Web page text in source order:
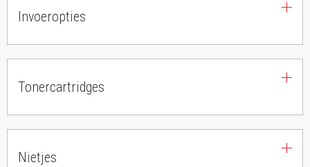
Invoeropties
Tonercartridges
Nietjes